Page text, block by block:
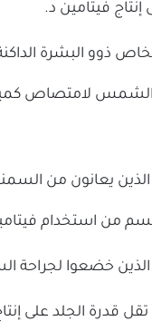
فيتامين د.
ذوو البشرة
لامتصاص
يعانون من
من استخدام
خضعوا لجراحة
قدرة الجلد على